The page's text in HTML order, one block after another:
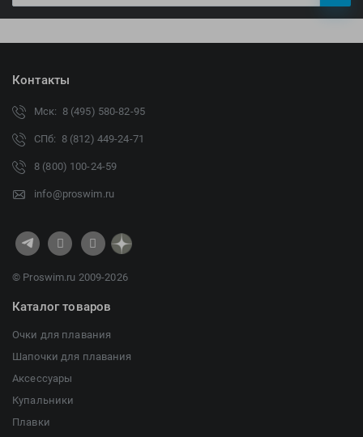
Контакты
Мск: 8 (495) 580-82-95
СПб: 8 (812) 449-24-71
8 (800) 100-24-59
info@proswim.ru
© Proswim.ru 2009-2026
Каталог товаров
Очки для плавания
Шапочки для плавания
Аксессуары
Купальники
Плавки